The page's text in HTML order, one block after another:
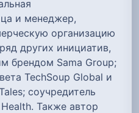
и менеджер,
организацию
других инициатив,
брендом Sama Group;
TechSoup Global и
соучредитель
Также автор